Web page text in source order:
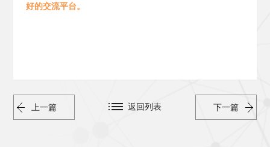
好的交流平台。
上一篇 下一篇
返回列表